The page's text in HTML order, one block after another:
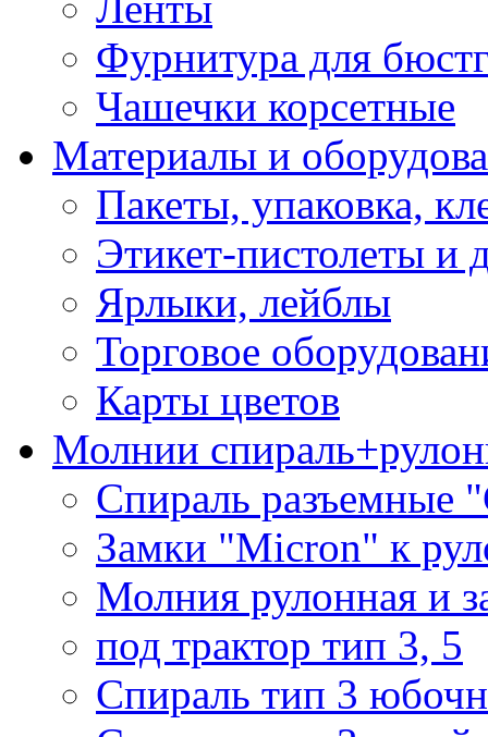
Фурнитура для
Чашечки корсетные
Материалы и
Пакеты, упаковка,
Этикет-пистолеты и
Ярлыки, лейблы
Торговое
Карты цветов
Молнии
Спираль разъемные
Замки "Micron" к
Молния рулонная и
под трактор тип 3, 5
Спираль тип 3